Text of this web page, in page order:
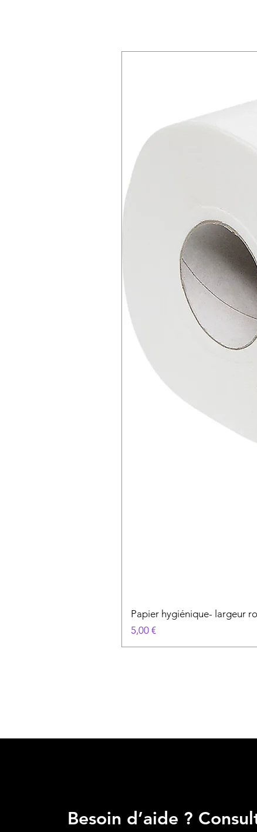
Papier hygiénique- largeur
Prix
5,00 €
Besoin d’aide ?